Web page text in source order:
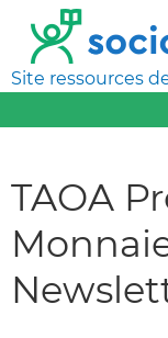
Site ressources
TAOA